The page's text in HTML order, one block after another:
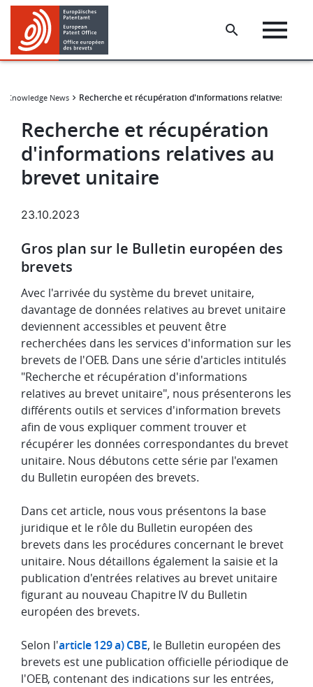
Skip
main
content
Skip
footer
Knowledge News Recherche et récupération d'informations relatives au
Recherche et récupération
d'informations relatives au
brevet unitaire
23.10.2023
Gros plan sur le Bulletin européen des
brevets
Avec l'arrivée du système du brevet unitaire,
davantage de données relatives au brevet unitaire
deviennent accessibles et peuvent être
recherchées dans les services d'information sur les
brevets de l'OEB. Dans une série d'articles intitulés
"Recherche et récupération d'informations
relatives au brevet unitaire", nous présenterons les
différents outils et services d'information brevets
afin de vous expliquer comment trouver et
récupérer les données correspondantes du brevet
unitaire. Nous débutons cette série par l'examen
du Bulletin européen des brevets.
Dans cet article, nous vous présentons la base
juridique et le rôle du Bulletin européen des
brevets dans les procédures concernant le brevet
unitaire. Nous détaillons également la saisie et la
publication d'entrées relatives au brevet unitaire
figurant au nouveau Chapitre IV du Bulletin
européen des brevets.
Selon l'article 129 a) CBE, le Bulletin européen des
brevets est une publication officielle périodique de
l'OEB, contenant des indications sur les entrées,